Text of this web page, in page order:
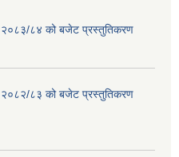
२०८३/८४ को बजेट प्रस्तुतिकरण
२०८२/८३ को बजेट प्रस्तुतिकरण